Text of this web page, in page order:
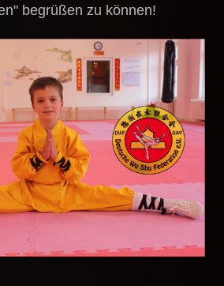
begrüßen zu können!